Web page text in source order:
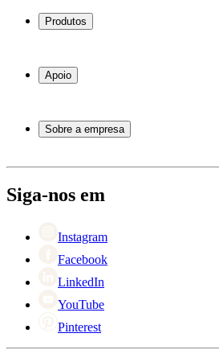
Produtos
Garrafeiras
Móveis para vinho
Apoio
Atendimento
Pagamento
Retorno
Sobre a empresa
Black Friday
Singles Day
Siga-nos em
Instagram
Facebook
LinkedIn
YouTube
Pinterest